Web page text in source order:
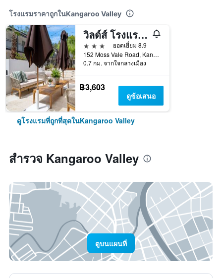
โรงแรมราคาถูกในKangaroo Valley
วิลด์ส์ โรงแรม แคงการู วัลลีย์
3 ดาว
ยอดเยี่ยม 8.9
152 Moss Vale Road, Kangaroo Valley, NSW, ออสเตรเลีย
0.7 กม. จากใจกลางเมือง
฿3,603
ดูข้อเสนอ
ดูโรงแรมที่ถูกที่สุดในKangaroo Valley
สำรวจ Kangaroo Valley
ดูบนแผนที่